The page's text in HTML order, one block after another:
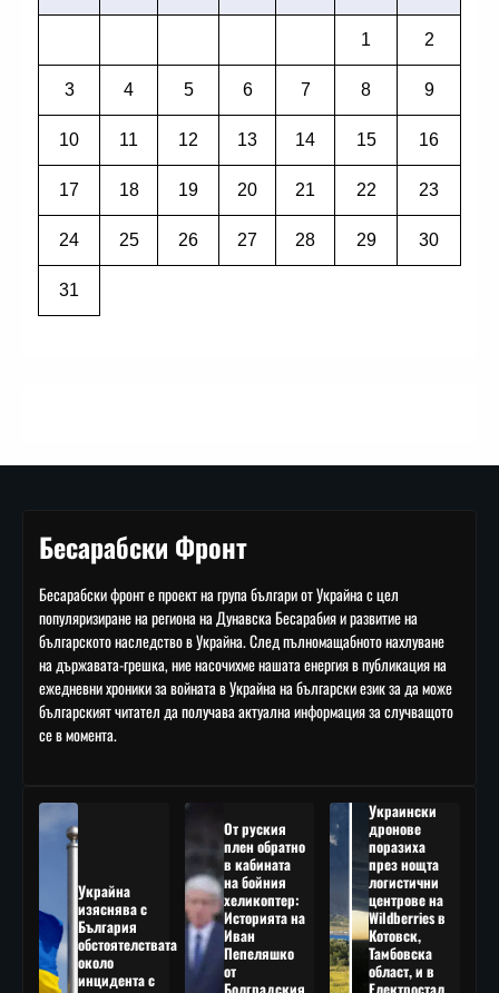
1 2
3 4 5 6 7 8 9
10 11 12 13 14 15 16
17 18 19 20 21 22 23
24 25 26 27 28 29 30
31
Бесарабски Фронт
Бесарабски фронт е проект на група българи от Украйна с цел
популяризиране на региона на Дунавска Бесарабия и развитие на
българското наследство в Украйна. След пълномащабното нахлуване
на държавата-грешка, ние насочихме нашата енергия в публикация на
ежедневни хроники за войната в Украйна на български език за да може
българският читател да получава актуална информация за случващото
се в момента.
Украйна
изяснява с
България
обстоятелствата
около
инцидента с
От руския
плен обратно
в кабината
на бойния
хеликоптер:
Историята на
Иван
Пепеляшко
от
Болградския
Украински
дронове
поразиха
през нощта
логистични
центрове на
Wildberries в
Котовск,
Тамбовска
област, и в
Електростал,